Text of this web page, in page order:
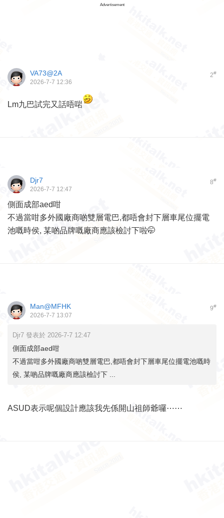
Advertisement
2#
VA73@2A
2026-7-7 12:36
Lm九巴試完又話唔啱
8#
Djr7
2026-7-7 12:47
側面成部aed咁
不過當咁多外國廠商啲雙層電巴,都唔會封下層車尾位擺電
池嘅時侯, 某啲品牌嘅廠商應該檢討下啦🤭
9#
Man@MFHK
2026-7-7 13:07
Djr7 發表於 2026-7-7 12:47
側面成部aed咁
不過當咁多外國廠商啲雙層電巴,都唔會封下層車尾位擺電池嘅時
侯, 某啲品牌嘅廠商應該檢討下 ...
ASUD表示呢個設計應該我先係開山祖師爺囉⋯⋯